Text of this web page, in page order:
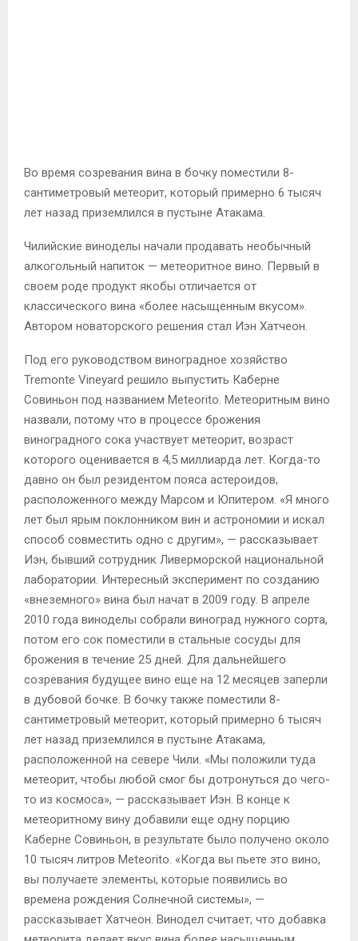
Во время созревания вина в бочку поместили 8-
сантиметровый метеорит, который примерно 6 тысяч
лет назад приземлился в пустыне Атакама.
Чилийские виноделы начали продавать необычный
алкогольный напиток — метеоритное вино. Первый в
своем роде продукт якобы отличается от
классического вина «более насыщенным вкусом».
Автором новаторского решения стал Иэн Хатчеон.
Под его руководством виноградное хозяйство
Tremonte Vineyard решило выпустить Каберне
Совиньон под названием Meteorito. Метеоритным вино
назвали, потому что в процессе брожения
виноградного сока участвует метеорит, возраст
которого оценивается в 4,5 миллиарда лет. Когда-то
давно он был резидентом пояса астероидов,
расположенного между Марсом и Юпитером. «Я много
лет был ярым поклонником вин и астрономии и искал
способ совместить одно с другим», — рассказывает
Иэн, бывший сотрудник Ливерморской национальной
лаборатории. Интересный эксперимент по созданию
«внеземного» вина был начат в 2009 году. В апреле
2010 года виноделы собрали виноград нужного сорта,
потом его сок поместили в стальные сосуды для
брожения в течение 25 дней. Для дальнейшего
созревания будущее вино еще на 12 месяцев заперли
в дубовой бочке. В бочку также поместили 8-
сантиметровый метеорит, который примерно 6 тысяч
лет назад приземлился в пустыне Атакама,
расположенной на севере Чили. «Мы положили туда
метеорит, чтобы любой смог бы дотронуться до чего-
то из космоса», — рассказывает Иэн. В конце к
метеоритному вину добавили еще одну порцию
Каберне Совиньон, в результате было получено около
10 тысяч литров Meteorito. «Когда вы пьете это вино,
вы получаете элементы, которые появились во
времена рождения Солнечной системы», —
рассказывает Хатчеон. Винодел считает, что добавка